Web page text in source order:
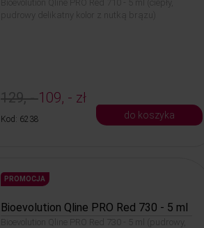
Bioevolution Qline PRO Red 710 - 5 ml (ciepły,
pudrowy delikatny kolor z nutką brązu)
129, -109, - zł
Kod: 6238 do koszyka
PROMOCJA
Bioevolution Qline PRO Red 730 - 5 ml
Bioevolution Qline PRO Red 730 - 5 ml (pudrowy,